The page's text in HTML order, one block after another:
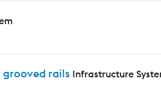
rails Infrastructure